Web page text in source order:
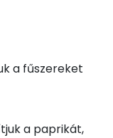
2 mg
a fűszereket
a paprikát,